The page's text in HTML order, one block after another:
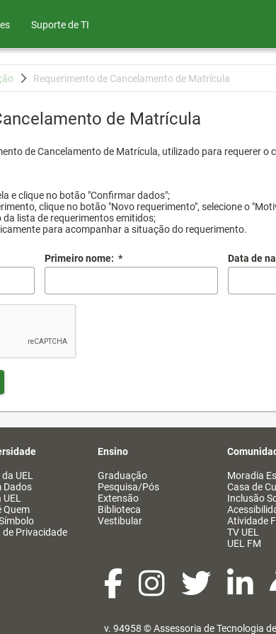
Suporte de TI
Requerimento de Cancelamento de Matrícula
de Matrícula
de Cancelamento de Matrícula, utilizado para requerer
e clique no botão "Confirmar dados";
clique no botão "Novo requerimento", selecione o
lista de requerimentos emitidos;
para acompanhar a situação do requerimento.
Primeiro nome: * Data de
UEL
Dados
UEL
Quem
de Privacidade
Ensino
Graduação
Pesquisa/Pós
Extensão
Biblioteca
Vestibular
Moradia
Casa de
Inclusão
Atividade
TV UEL
UEL FM
v. 94958 ©Assessoria de Tecnologia